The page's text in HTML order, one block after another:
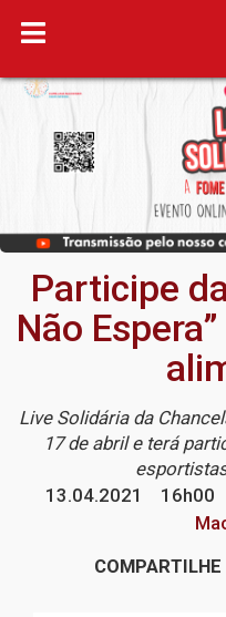
Participe
Não
Live Solidária da
17 de abril e terá
13.04.2021
16h00